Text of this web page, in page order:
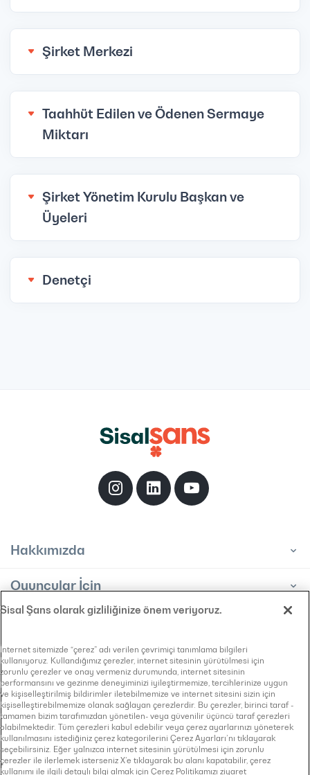
Şirket Merkezi
Taahhüt Edilen ve Ödenen Sermaye
Miktarı
Şirket Yönetim Kurulu Başkan ve
Üyeleri
Denetçi
Hakkımızda
Oyuncular İçin
Bayiler İçin
Bilgi Toplumu Hizmeti
KVKK Aydınlatma Metni
Bilgi Edinme Başvuru Formu
Çerez Politikası
Gizlilik Sözleşmesi
Sisal Şans olarak gizliliğinize önem veriyoruz.
İnternet sitemizde “çerez” adı verilen çevrimiçi tanımlama bilgileri
kullanıyoruz. Kullandığımız çerezler, internet sitesinin yürütülmesi için
zorunlu çerezler ve onay vermeniz durumunda, internet sitesinin
performansını ve gezinme deneyiminizi iyileştirmemize, tercihlerinize uygun
ve kişiselleştirilmiş bildirimler iletebilmemize ve internet sitesini sizin için
kişiselleştirebilmemize olanak sağlayan çerezlerdir. Bu çerezler, birinci taraf -
tamamen bizim tarafımızdan yönetilen- veya güvenilir üçüncü taraf çerezleri
olabilmektedir. Tüm çerezleri kabul edebilir veya çerez ayarlarınızı yöneterek
kullanılmasını istediğiniz çerez kategorilerini Çerez Ayarları’nı tıklayarak
seçebilirsiniz. Eğer yalnızca internet sitesinin yürütülmesi için zorunlu
çerezler ile ilerlemek isterseniz X’e tıklayarak bu alanı kapatabilir, çerez
kullanımı ile ilgili detaylı bilgi almak için Çerez Politikamızı ziyaret